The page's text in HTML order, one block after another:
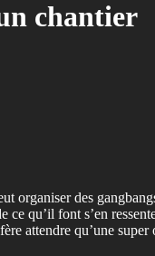
chantier
organiser des
ce qu’il font s’en
attendre qu’une